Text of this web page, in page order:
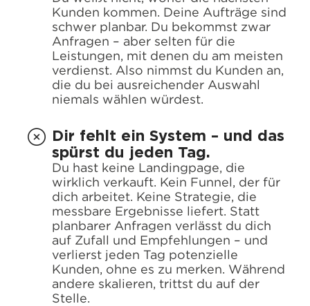
Kunden kommen. Deine Aufträge sind
schwer planbar. Du bekommst zwar
Anfragen – aber selten für die
Leistungen, mit denen du am meisten
verdienst. Also nimmst du Kunden an,
die du bei ausreichender Auswahl
niemals wählen würdest.
Dir fehlt ein System – und das
spürst du jeden Tag.
Du hast keine Landingpage, die
wirklich verkauft. Kein Funnel, der für
dich arbeitet. Keine Strategie, die
messbare Ergebnisse liefert. Statt
planbarer Anfragen verlässt du dich
auf Zufall und Empfehlungen – und
verlierst jeden Tag potenzielle
Kunden, ohne es zu merken. Während
andere skalieren, trittst du auf der
Stelle.